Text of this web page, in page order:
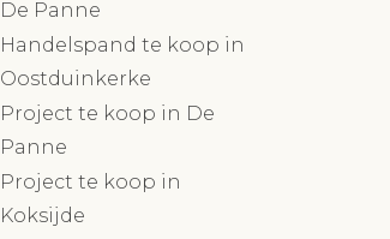
De Panne
Handelspand te koop in
Oostduinkerke
Project te koop in De
Panne
Project te koop in
Koksijde